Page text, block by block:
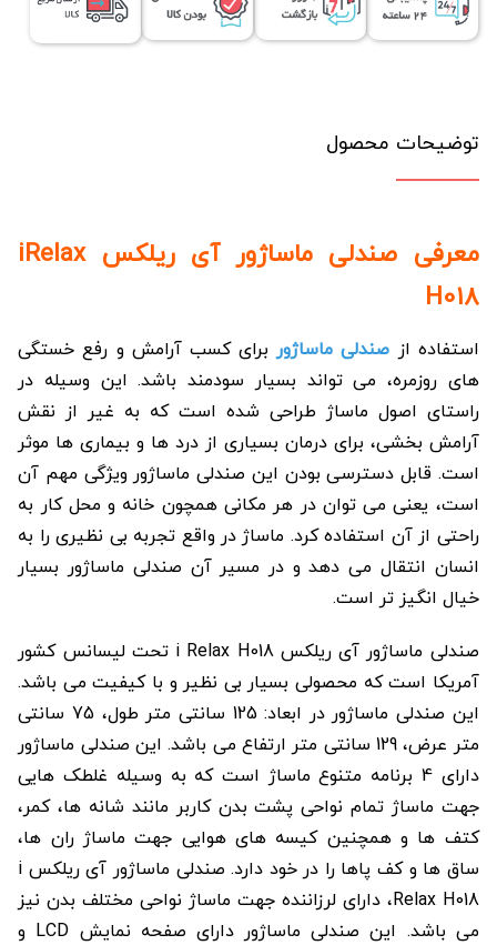
توضیحات محصول
معرفی صندلی ماساژور آی ریلکس iRelax
H018
استفاده از صندلی ماساژور برای کسب آرامش و رفع خستگی
های روزمره، می تواند بسیار سودمند باشد. این وسیله در
راستای اصول ماساژ طراحی شده است که به غیر از نقش
آرامش بخشی، برای درمان بسیاری از درد ها و بیماری ها موثر
است. قابل دسترسی بودن این صندلی ماساژور ویژگی مهم آن
است، یعنی می توان در هر مکانی همچون خانه و محل کار به
راحتی از آن استفاده کرد. ماساژ در واقع تجربه بی نظیری را به
انسان انتقال می دهد و در مسیر آن صندلی ماساژور بسیار
خیال انگیز تر است.
صندلی ماساژور آی ریلکس i Relax H018 تحت لیسانس کشور
آمریکا است که محصولی بسیار بی نظیر و با کیفیت می باشد.
این صندلی ماساژور در ابعاد: 125 سانتی متر طول، 75 سانتی
متر عرض، 129 سانتی متر ارتفاع می باشد. این صندلی ماساژور
دارای 4 برنامه متنوع ماساژ است که به وسیله غلطک هایی
جهت ماساژ تمام نواحی پشت بدن کاربر مانند شانه ها، کمر،
کتف ها و همچنین کیسه های هوایی جهت ماساژ ران ها،
ساق ها و کف پاها را در خود دارد. صندلی ماساژور آی ریلکس i
Relax H018، دارای لرزاننده جهت ماساژ نواحی مختلف بدن نیز
می باشد. این صندلی ماساژور دارای صفحه نمایش LCD و